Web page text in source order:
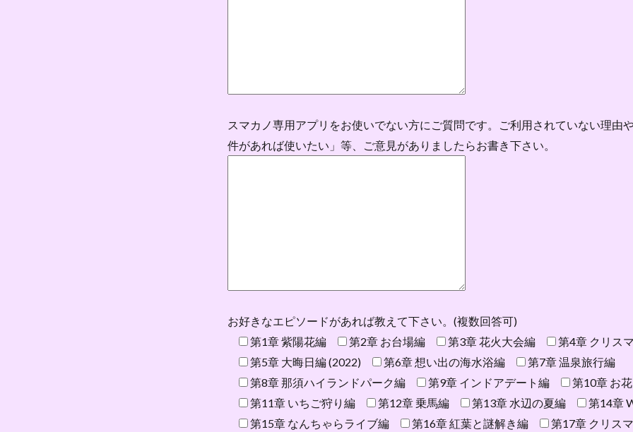
スマカノ専用アプリをお使いでない方にご質問です。ご利用されていない理由
件があれば使いたい」等、ご意見がありましたらお書き下さい。
お好きなエピソードがあれば教えて下さい。(複数回答可)
第1章 紫陽花編
第2章 お台場編 第3章 花火大会編
第4章 クリス
第5章 大晦日編 (2022)
第6章 想い出の海水浴編
第7章 温泉旅行編
第8章 那須ハイランドパーク編
第9章 インドアデート編
第10章 お
第11章 いちご狩り編
第12章 乗馬編 第13章 水辺の夏編
第14章
第15章 なんちゃらライブ編
第16章 紅葉と謎解き編
第17章 クリス